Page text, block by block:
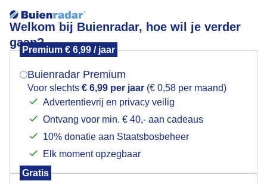
Welkom bij Buienradar, hoe wil je verder
gaan?
Premium € 6,99 / jaar
Buienradar Premium
Voor slechts € 6,99 per jaar (€ 0,58 per maand)
Advertentievrij en privacy veilig
Ontvang voor min. € 40,- aan cadeaus
10% donatie aan Staatsbosbeheer
Elk moment opzegbaar
Gratis
loodsboten
Mogen we je locatie gebruiken voor het
Indien je hier nog geen akkoord op hebt gegeven,
verschijnt er zo een pop-up uit je browser waarin
Is goed, toon de popup